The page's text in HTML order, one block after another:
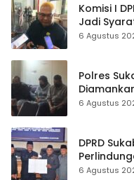
Komisi I
Jadi
6 Agustus
Polres
Kasus
6 Agustus
DPRD
Diperkuat
6 Agustus